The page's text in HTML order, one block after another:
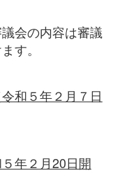
会の内容は審議
す。
和５年２月７日
年２月20日開